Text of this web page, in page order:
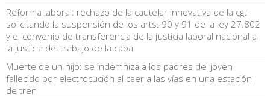
Reforma laboral: rechazo de la cautelar innovativa de la cgt
solicitando la suspensión de los arts. 90 y 91 de la ley 27.802
y el convenio de transferencia de la justicia laboral nacional a
la justicia del trabajo de la caba
Muerte de un hijo: se indemniza a los padres del joven
fallecido por electrocución al caer a las vías en una estación
de tren